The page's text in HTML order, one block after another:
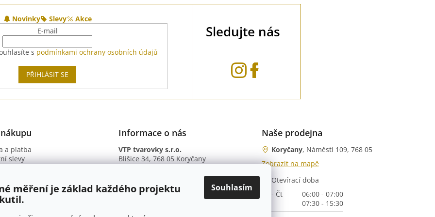
měření je základ každého projektu
Souhlasím
Novinky Slevy
Akce
E-mail
s podmínkami ochrany osobních údajů
PŘIHLÁSIT SE
Sledujte nás
a platba
slevy
ochrany osobních údajů
Informace o nás
VTP tvarovky s.r.o.
Blišice 34, 768 05 Koryčany
B. ú.: 2301934375/2010 (Fio banka)
Naše prodejna
Koryčany, Náměstí 109, 768 05
Zobrazit na mapě
Otevírací doba
Po - Čt
06:00 - 07:00
07:30 - 15:30